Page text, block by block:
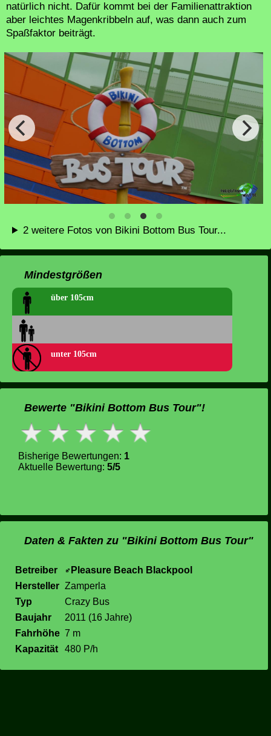
natürlich nicht. Dafür kommt bei der Familienattraktion
aber leichtes Magenkribbeln auf, was dann auch zum
Spaßfaktor beiträgt.
2 weitere Fotos von Bikini Bottom Bus Tour...
Mindestgrößen
über 105cm
unter 105cm
Bewerte "Bikini Bottom Bus Tour"!
Bisherige Bewertungen: 1
Aktuelle Bewertung: 5/5
Daten & Fakten zu "Bikini Bottom Bus Tour"
Betreiber
Pleasure Beach Blackpool
Hersteller Zamperla
Typ
Crazy Bus
Baujahr
2011 (16 Jahre)
Fahrhöhe 7 m
Kapazität
480 P/h